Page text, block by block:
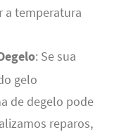
a temperatura
: Se sua
gelo
de degelo pode
reparos,